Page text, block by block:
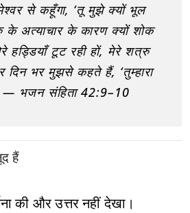
से कहूँगा, ‘तू मुझे क्यों भूल
अत्याचार के कारण क्यों शोक
हड्डियाँ टूट रही हों, मेरे शत्रु
भर मुझसे कहते हैं, ‘तुम्हारा
— भजन संहिता 42:9–10
हैं
की और उत्तर नहीं देखा।